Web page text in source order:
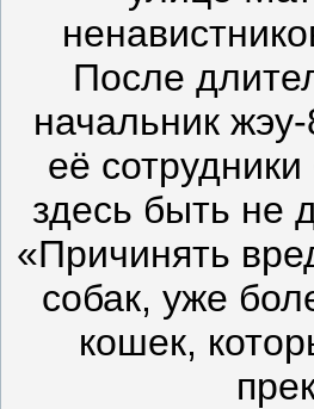
После
начальник
её
здесь быть не
«Причинять
собак, уже
кошек,